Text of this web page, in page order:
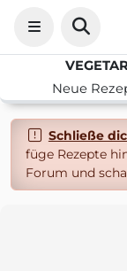
Neue
Schließe
füge Rezepte
Forum und